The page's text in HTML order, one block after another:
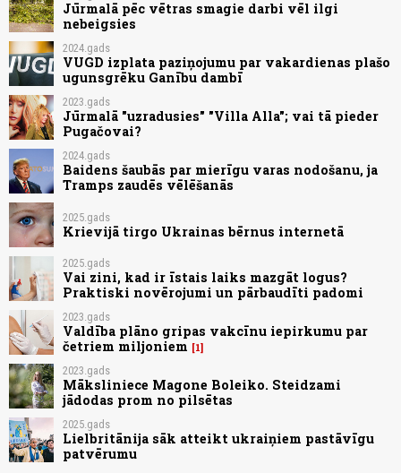
Jūrmalā pēc vētras smagie darbi vēl ilgi
nebeigsies
2024.gads
VUGD izplata paziņojumu par vakardienas plašo
ugunsgrēku Ganību dambī
2023.gads
Jūrmalā "uzradusies" "Villa Alla"; vai tā pieder
Pugačovai?
2024.gads
Baidens šaubās par mierīgu varas nodošanu, ja
Tramps zaudēs vēlēšanās
2025.gads
Krievijā tirgo Ukrainas bērnus internetā
2025.gads
Vai zini, kad ir īstais laiks mazgāt logus?
Praktiski novērojumi un pārbaudīti padomi
2023.gads
Valdība plāno gripas vakcīnu iepirkumu par
četriem miljoniem
1
2023.gads
Māksliniece Magone Boleiko. Steidzami
jādodas prom no pilsētas
2025.gads
Lielbritānija sāk atteikt ukraiņiem pastāvīgu
patvērumu